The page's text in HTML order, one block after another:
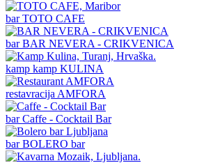
barTOTO CAFE
barBAR NEVERA - CRIKVENICA
kamp kamp KULINA
restavracija AMFORA
barCaffe - Cocktail Bar
barBOLERO bar